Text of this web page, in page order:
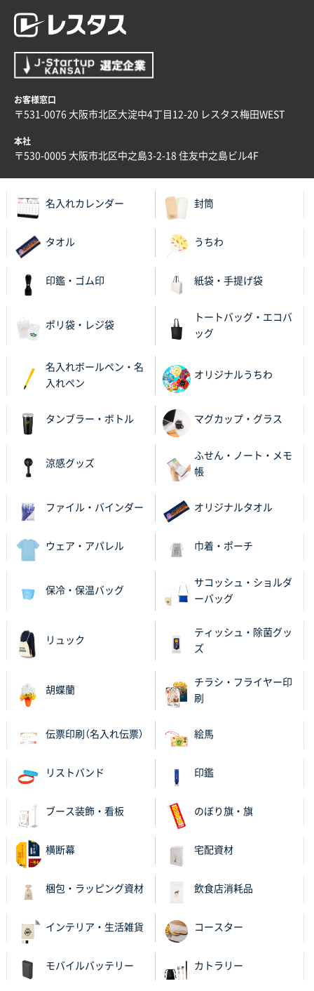
お客様窓口
〒531-0076 大阪市北区大淀中4丁目12-20 レスタス梅田WEST
本社
〒530-0005 大阪市北区中之島3-2-18 住友中之島ビル4F
名入れカレンダー 封筒
タオル うちわ
印鑑・ゴム印 紙袋・手提げ袋
ポリ袋・レジ袋
トートバッグ・エコバ
ッグ
名入れボールペン・名
入れペン
オリジナルうちわ
タンブラー・ボトル マグカップ・グラス
涼感グッズ
ふせん・ノート・メモ
帳
ファイル・バインダー オリジナルタオル
ウェア・アパレル 巾着・ポーチ
保冷・保温バッグ
サコッシュ・ショルダ
ーバッグ
リュック
ティッシュ・除菌グッ
ズ
胡蝶蘭
チラシ・フライヤー印
刷
伝票印刷（名入れ伝票） 絵馬
リストバンド 印鑑
ブース装飾・看板 のぼり旗・旗
横断幕 宅配資材
梱包・ラッピング資材 飲食店消耗品
インテリア・生活雑貨 コースター
モバイルバッテリー カトラリー